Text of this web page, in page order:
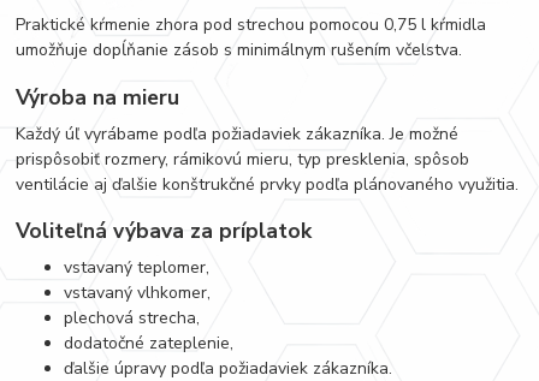
Praktické kŕmenie zhora pod strechou pomocou 0,75 l kŕmidla
umožňuje dopĺňanie zásob s minimálnym rušením včelstva.
Výroba na mieru
Každý úľ vyrábame podľa požiadaviek zákazníka. Je možné
prispôsobiť rozmery, rámikovú mieru, typ presklenia, spôsob
ventilácie aj ďalšie konštrukčné prvky podľa plánovaného využitia.
Voliteľná výbava za príplatok
vstavaný teplomer,
vstavaný vlhkomer,
plechová strecha,
dodatočné zateplenie,
ďalšie úpravy podľa požiadaviek zákazníka.